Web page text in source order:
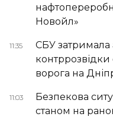
Новойл»
11:35
СБУ затримала
ворога на
11:03
Безпекова
станом на